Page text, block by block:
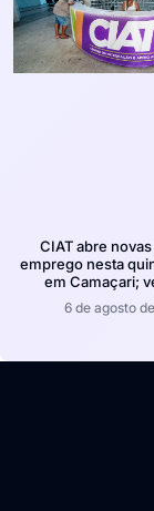
CIAT abre
emprego nesta
em Camaçari;
6 de agosto